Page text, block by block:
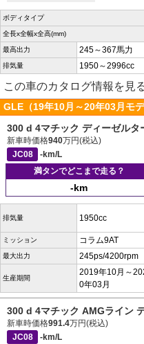
ボディタイプ
全長x全幅x全高(mm)
最高出力 245～367馬力
排気量 1950～2996cc
この車のカタログ情報を見
GLE（19年10月～20年03月モ
300 d 4マチック ディーゼルタ
新車時価格940万円(税込)
JC08
-km/L
満タンでどこまで走る？
-km
排気量 1950cc
ミッション コラム9AT
最大出力 245ps/4200rpm
生産期間
2019年10月～
0年03月
300 d 4マチック AMGライン
新車時価格991.4万円(税込)
JC08
-km/L